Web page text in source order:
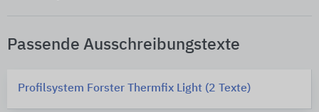
Passende Ausschreibungstexte
Profilsystem Forster Thermfix Light (2 Texte)